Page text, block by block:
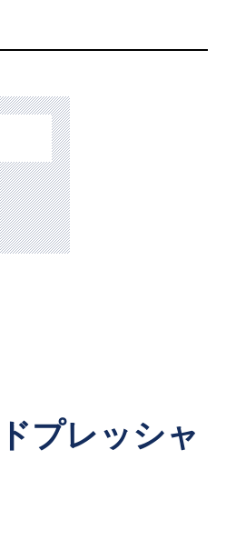
プレッシャ